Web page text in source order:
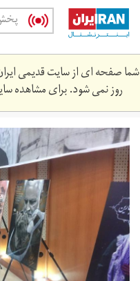
Skip
main
content
شما صفحه ای از سایت قدیمی
روز نمی شود. برای مشاهده
img-
20201230-
wa0011.jpg